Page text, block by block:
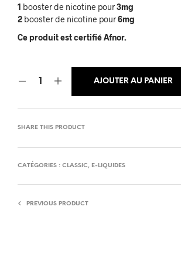
1 booster de nicotine pour3mg
2 booster de nicotine pour6mg
Ce produit est certifié Afnor.
AJOUTER AU PANIER
SHARE THIS PRODUCT
CATÉGORIES : CLASSIC, E-LIQUIDES
PREVIOUS PRODUCT